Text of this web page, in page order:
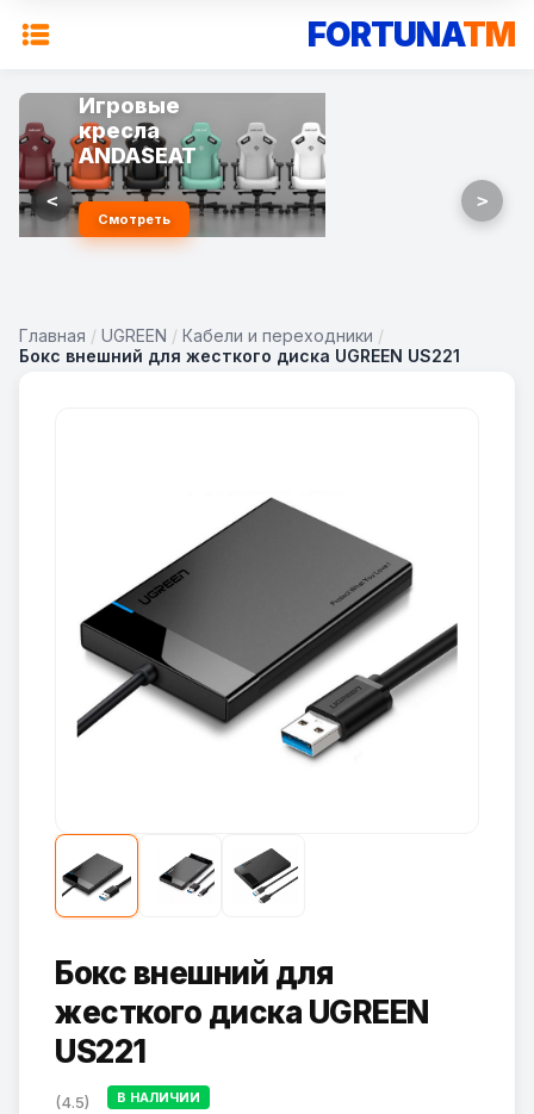
FORTUNATM
Игровые
кресла
ANDASEAT
Смотреть
< >
Главная / UGREEN / Кабели и переходники /
Бокс внешний для жесткого диска UGREEN US221
Бокс внешний для
жесткого диска UGREEN
US221
(4.5) В НАЛИЧИИ